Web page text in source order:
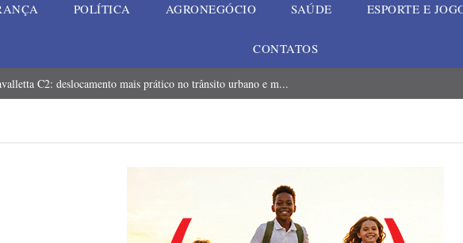
POLÍTICA AGRONEGÓCIO SAÚDE ESPORTE E
CONTATOS
C2: deslocamento mais prático no trânsito urbano e m...